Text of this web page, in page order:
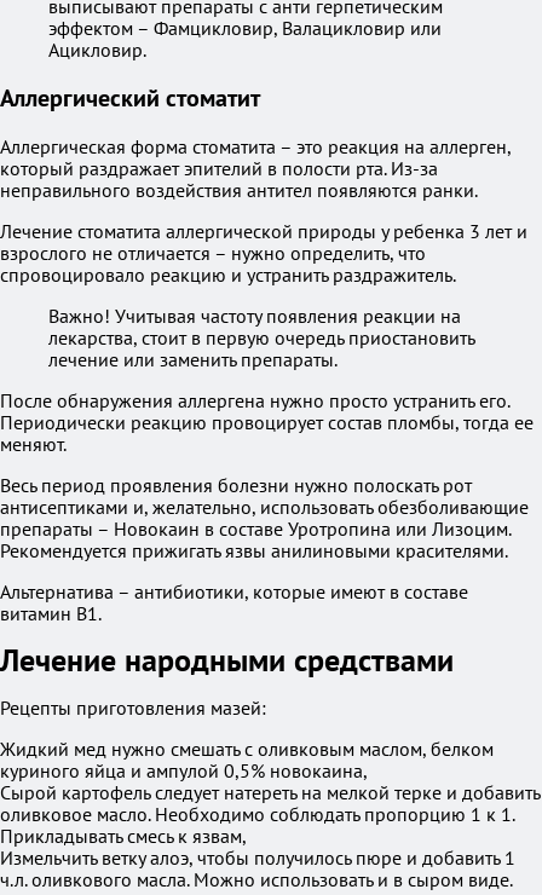
выписывают препараты с анти герпетическим
эффектом – Фамцикловир, Валацикловир или
Ацикловир.
Аллергический стоматит
Аллергическая форма стоматита – это реакция на аллерген,
который раздражает эпителий в полости рта. Из-за
неправильного воздействия антител появляются ранки.
Лечение стоматита аллергической природы у ребенка 3 лет и
взрослого не отличается – нужно определить, что
спровоцировало реакцию и устранить раздражитель.
Важно! Учитывая частоту появления реакции на
лекарства, стоит в первую очередь приостановить
лечение или заменить препараты.
После обнаружения аллергена нужно просто устранить его.
Периодически реакцию провоцирует состав пломбы, тогда ее
меняют.
Весь период проявления болезни нужно полоскать рот
антисептиками и, желательно, использовать обезболивающие
препараты – Новокаин в составе Уротропина или Лизоцим.
Рекомендуется прижигать язвы анилиновыми красителями.
Альтернатива – антибиотики, которые имеют в составе
витамин B1.
Лечение народными средствами
Рецепты приготовления мазей:
Жидкий мед нужно смешать с оливковым маслом, белком
куриного яйца и ампулой 0,5% новокаина,
Сырой картофель следует натереть на мелкой терке и добавить
оливковое масло. Необходимо соблюдать пропорцию 1 к 1.
Прикладывать смесь к язвам,
Измельчить ветку алоэ, чтобы получилось пюре и добавить 1
ч.л. оливкового масла. Можно использовать и в сыром виде.